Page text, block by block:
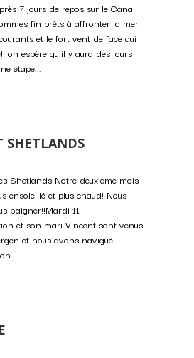
7 jours de repos sur le Canal
fin prêts à affronter la mer
et le fort vent de face qui
on espère qu'il y aura des jours
étape...
SHETLANDS
Shetlands ​Notre deuxième mois
ensoleillé et plus chaud! Nous
baigner!!Mardi 11
et son mari Vincent sont venus
et nous avons navigué